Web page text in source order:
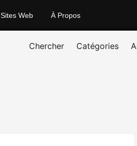
Sites Web À Propos
Chercher Catégories